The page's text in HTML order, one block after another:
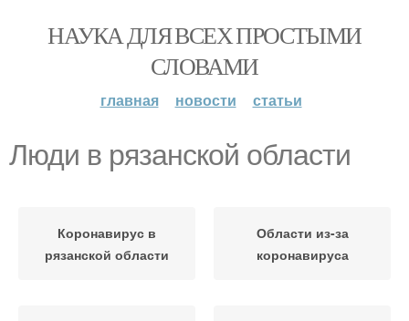
НАУКА ДЛЯ ВСЕХ ПРОСТЫМИ
СЛОВАМИ
главная новости статьи
Люди в рязанской области
Коронавирус в
рязанской области
Области из-за
коронавируса